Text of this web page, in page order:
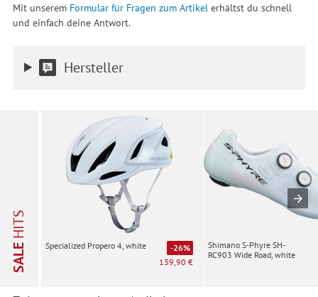
Mit unserem Formular für Fragen zum Artikelerhältst du schnell
und einfach deine Antwort.
Hersteller
SALE
HITS
Specialized Propero 4, white
-26%
139,90 €
Shimano S-Phyre SH-
RC903 Wide Road, white